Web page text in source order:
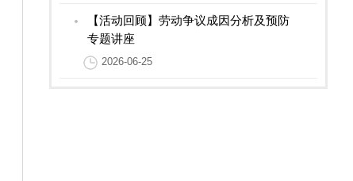
【活动回顾】劳动争议成因分析及预防
专题讲座
2026-06-25